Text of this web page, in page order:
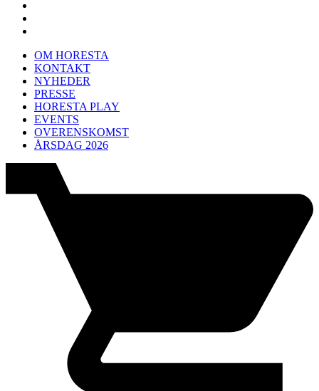
OM HORESTA
KONTAKT
NYHEDER
PRESSE
HORESTA PLAY
EVENTS
OVERENSKOMST
ÅRSDAG 2026